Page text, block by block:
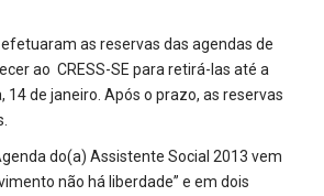
as reservas das agendas de
ao CRESS-SE para retirá-las até a
de janeiro. Após o prazo, as reservas
do(a) Assistente Social 2013 vem
não há liberdade” e em dois